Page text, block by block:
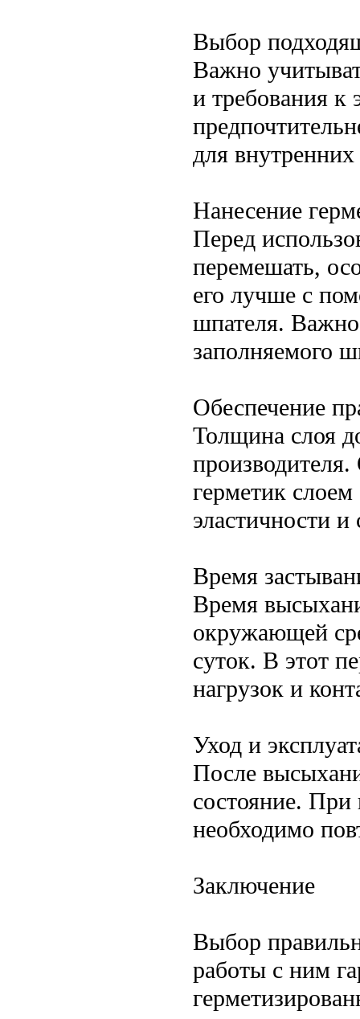
Выбор
Важно
и требования к
для
Нанесение
Перед
перемешать,
его лучше с
шпателя. Важно
заполняемого
Обеспечение
Толщина слоя
герметик
эластичности и
Время
Время
окружающей
суток. В этот
нагрузок и
Уход и
После
состояние. При
необходимо
Заключение
Выбор
работы с ним